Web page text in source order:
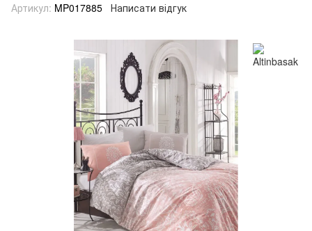
Артикул: MP017885 Написати відгук